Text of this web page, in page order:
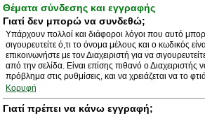
Θέματα σύνδεσης και εγγραφής
Γιατί δεν μπορώ να συνδεθώ;
Υπάρχουν πολλοί και διάφοροι λόγοι που αυτό
σιγουρευτείτε ό,τι το όνομα μέλους και ο κωδικός
επικοινωνήστε με τον Διαχειριστή για να
από την σελίδα. Είναι επίσης πιθανό ο Διαχειριστής
πρόβλημα στις ρυθμίσεις, και να χρειάζεται να το
Κορυφή
Γιατί πρέπει να κάνω εγγραφή;